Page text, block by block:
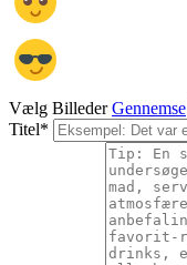
Vælg Billeder Gennemse
Titel*